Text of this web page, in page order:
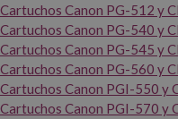
Cartuchos Canon PG-512 y
Cartuchos Canon PG-540 y
Cartuchos Canon PG-545 y
Cartuchos Canon PG-560 y
Cartuchos Canon PGI-550 y
Cartuchos Canon PGI-570 y